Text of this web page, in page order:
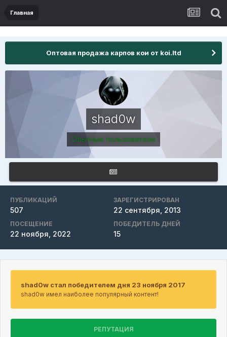
Главная
Оптовая продажа карпов кои от koi.ltd
shad0w
Опытные пользователи
ПУБЛИКАЦИЙ
507
ЗАРЕГИСТРИРОВАН
22 сентября, 2013
ПОСЕЩЕНИЕ
22 ноября, 2022
ПОБЕДИТЕЛЬ ДНЕЙ
15
shad0w стал победителем дня 23 ноября 2017
shad0w имел наиболее популярный контент!
РЕПУТАЦИЯ